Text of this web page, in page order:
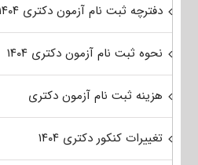
دفترچه ثبت نام آزمون دکتری ۱۴۰۴
نحوه ثبت نام آزمون دکتری ۱۴۰۴
هزینه ثبت نام آزمون دکتری
تغییرات کنکور دکتری ۱۴۰۴